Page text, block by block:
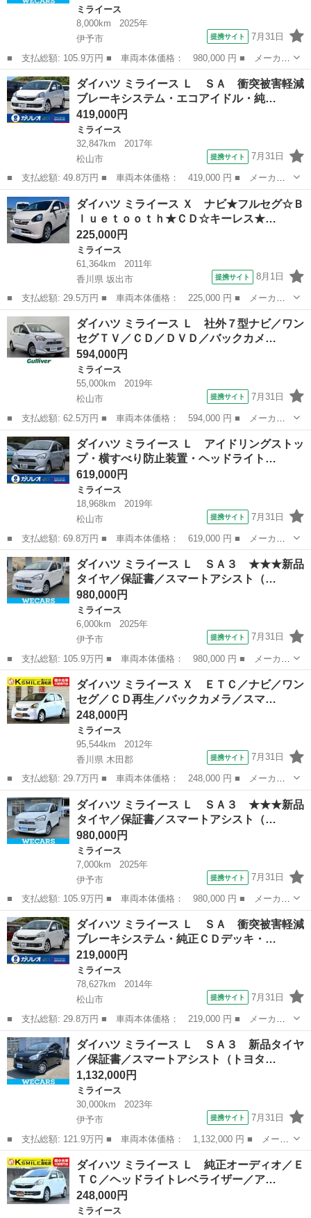
ミライース
8,000km
2025年
伊予市
提携サイト 7月31日
■ 支払総額: 105.9万円 ■ 車両本体価格： 980,000 円 ■ メーカー
名： ダイハツ ■ 車種名： ミライース ■ グレード名： Ｌ Ｓ
Ａ３ ★★★新品タイヤ／保証書／スマートアシスト（トヨタ・ダイ
ハツ）／Ｅ...
愛媛 伊予市 ミライース
ダイハツ ミライース Ｌ ＳＡ 衝突被害軽減
ブレーキシステム・エコアイドル・純…
419,000円
ミライース
32,847km
2017年
松山市
提携サイト 7月31日
■ 支払総額: 49.8万円 ■ 車両本体価格： 419,000 円 ■ メーカー
名： ダイハツ ■ 車種名： ミライース ■ グレード名： Ｌ Ｓ
Ａ 衝突被害軽減ブレーキシステム・エコアイドル・純正ＣＤデッ
キ・ヘッドライ...
愛媛 松山市 ミライース
ダイハツ ミライース Ｘ ナビ★フルセグ☆Ｂ
ｌｕｅｔｏｏｔｈ★ＣＤ☆キーレス★…
225,000円
ミライース
61,364km
2011年
香川県 坂出市
提携サイト 8月1日
■ 支払総額: 29.5万円 ■ 車両本体価格： 225,000 円 ■ メーカー
名： ダイハツ ■ 車種名： ミライース ■ グレード名： Ｘ ナ
ビ★フルセグ☆Ｂｌｕｅｔｏｏｔｈ★ＣＤ☆キーレス★電動格納ドア
ミラー ■ ...
香川 坂出市 ミライース
ダイハツ ミライース Ｌ 社外７型ナビ／ワン
セグＴＶ／ＣＤ／ＤＶＤ／バックカメ…
594,000円
ミライース
55,000km
2019年
松山市
提携サイト 7月31日
■ 支払総額: 62.5万円 ■ 車両本体価格： 594,000 円 ■ メーカー
名： ダイハツ ■ 車種名： ミライース ■ グレード名： Ｌ 社
外７型ナビ／ワンセグＴＶ／ＣＤ／ＤＶＤ／バックカメラ／ＥＴＣ／
純正前方ドラ...
愛媛 松山市 ミライース
ダイハツ ミライース Ｌ アイドリングストッ
プ・横すべり防止装置・ヘッドライト…
619,000円
ミライース
18,968km
2019年
松山市
提携サイト 7月31日
■ 支払総額: 69.8万円 ■ 車両本体価格： 619,000 円 ■ メーカー
名： ダイハツ ■ 車種名： ミライース ■ グレード名： Ｌ ア
イドリングストップ・横すべり防止装置・ヘッドライトレベライザ
ー・キーレスエ...
愛媛 松山市 ミライース
ダイハツ ミライース Ｌ ＳＡ３ ★★★新品
タイヤ／保証書／スマートアシスト（…
980,000円
ミライース
6,000km
2025年
伊予市
提携サイト 7月31日
■ 支払総額: 105.9万円 ■ 車両本体価格： 980,000 円 ■ メーカー
名： ダイハツ ■ 車種名： ミライース ■ グレード名： Ｌ Ｓ
Ａ３ ★★★新品タイヤ／保証書／スマートアシスト（トヨタ・ダイ
ハツ）／車...
愛媛 伊予市 ミライース
ダイハツ ミライース Ｘ ＥＴＣ／ナビ／ワン
セグ／ＣＤ再生／バックカメラ／スマ…
248,000円
ミライース
95,544km
2012年
香川県 木田郡
提携サイト 7月31日
■ 支払総額: 29.7万円 ■ 車両本体価格： 248,000 円 ■ メーカー
名： ダイハツ ■ 車種名： ミライース ■ グレード名： Ｘ Ｅ
ＴＣ／ナビ／ワンセグ／ＣＤ再生／バックカメラ／スマートキー／ア
イドリングス...
香川 木田郡 ミライース
ダイハツ ミライース Ｌ ＳＡ３ ★★★新品
タイヤ／保証書／スマートアシスト（…
980,000円
ミライース
7,000km
2025年
伊予市
提携サイト 7月31日
■ 支払総額: 105.9万円 ■ 車両本体価格： 980,000 円 ■ メーカー
名： ダイハツ ■ 車種名： ミライース ■ グレード名： Ｌ Ｓ
Ａ３ ★★★新品タイヤ／保証書／スマートアシスト（トヨタ・ダイ
ハツ）／車...
愛媛 伊予市 ミライース
ダイハツ ミライース Ｌ ＳＡ 衝突被害軽減
ブレーキシステム・純正ＣＤデッキ・…
219,000円
ミライース
78,627km
2014年
松山市
提携サイト 7月31日
■ 支払総額: 29.8万円 ■ 車両本体価格： 219,000 円 ■ メーカー
名： ダイハツ ■ 車種名： ミライース ■ グレード名： Ｌ Ｓ
Ａ 衝突被害軽減ブレーキシステム・純正ＣＤデッキ・エコアイド
ル・フォグラン...
愛媛 松山市 ミライース
ダイハツ ミライース Ｌ ＳＡ３ 新品タイヤ
／保証書／スマートアシスト（トヨタ…
1,132,000円
ミライース
30,000km
2023年
伊予市
提携サイト 7月31日
■ 支払総額: 121.9万円 ■ 車両本体価格： 1,132,000 円 ■ メーカ
ー名： ダイハツ ■ 車種名： ミライース ■ グレード名： Ｌ
ＳＡ３ 新品タイヤ／保証書／スマートアシスト（トヨタ・ダイハ
ツ）／車線...
愛媛 伊予市 ミライース
ダイハツ ミライース Ｌ 純正オーディオ／Ｅ
ＴＣ／ヘッドライトレベライザー／ア…
248,000円
ミライース